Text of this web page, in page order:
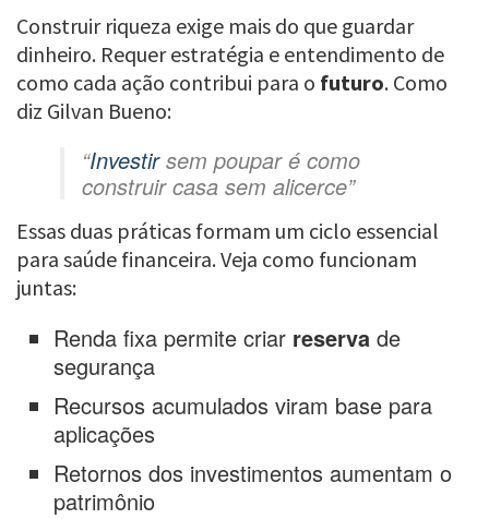
Construir riqueza exige mais do que guardar
dinheiro. Requer estratégia e entendimento de
como cada ação contribui para o futuro. Como
diz Gilvan Bueno:
“Investirsem poupar é como
construir casa sem alicerce”
Essas duas práticas formam um ciclo essencial
para saúde financeira. Veja como funcionam
juntas:
Renda fixa permite criar reserva de
segurança
Recursos acumulados viram base para
aplicações
Retornos dos investimentos aumentam o
patrimônio